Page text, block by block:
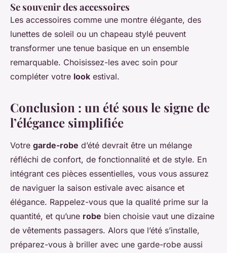
Se souvenir des accessoires
Les accessoires comme une montre élégante, des
lunettes de soleil ou un chapeau stylé peuvent
transformer une tenue basique en un ensemble
remarquable. Choisissez-les avec soin pour
compléter votre look estival.
Conclusion : un été sous le signe de
l’élégance simplifiée
Votre garde-robe d’été devrait être un mélange
réfléchi de confort, de fonctionnalité et de style. En
intégrant ces pièces essentielles, vous vous assurez
de naviguer la saison estivale avec aisance et
élégance. Rappelez-vous que la qualité prime sur la
quantité, et qu’une robe bien choisie vaut une dizaine
de vêtements passagers. Alors que l’été s’installe,
préparez-vous à briller avec une garde-robe aussi